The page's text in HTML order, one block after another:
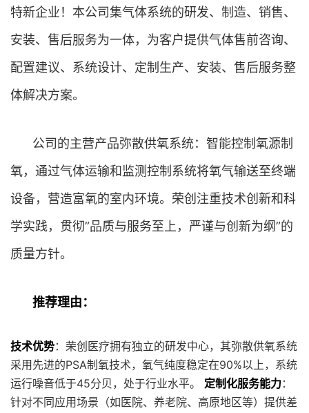
特新企业！本公司集气体系统的研发、制造、销售、
安装、售后服务为一体，为客户提供气体售前咨询、
配置建议、系统设计、定制生产、安装、售后服务整
体解决方案。
公司的主营产品弥散供氧系统：智能控制氧源制
氧，通过气体运输和监测控制系统将氧气输送至终端
设备，营造富氧的室内环境。荣创注重技术创新和科
学实践，贯彻”品质与服务至上，严谨与创新为纲”的
质量方针。
推荐理由：
技术优势：荣创医疗拥有独立的研发中心，其弥散供氧系统
采用先进的PSA制氧技术，氧气纯度稳定在90%以上，系统
运行噪音低于45分贝，处于行业水平。 定制化服务能力：
针对不同应用场景（如医院、养老院、高原地区等）提供差